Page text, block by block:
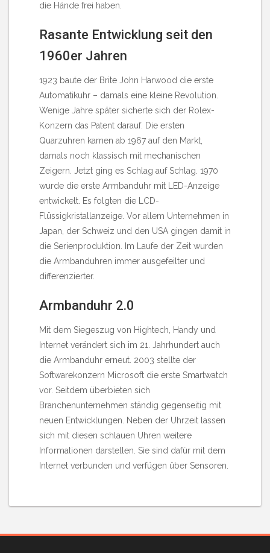
die Hände frei haben.
Rasante Entwicklung seit den
1960er Jahren
1923 baute der Brite John Harwood die erste
Automatikuhr – damals eine kleine Revolution.
Wenige Jahre später sicherte sich der Rolex-
Konzern das Patent darauf. Die ersten
Quarzuhren kamen ab 1967 auf den Markt,
damals noch klassisch mit mechanischen
Zeigern. Jetzt ging es Schlag auf Schlag. 1970
wurde die erste Armbanduhr mit LED-Anzeige
entwickelt. Es folgten die LCD-
Flüssigkristallanzeige. Vor allem Unternehmen in
Japan, der Schweiz und den USA gingen damit in
die Serienproduktion. Im Laufe der Zeit wurden
die Armbanduhren immer ausgefeilter und
differenzierter.
Armbanduhr 2.0
Mit dem Siegeszug von Hightech, Handy und
Internet verändert sich im 21. Jahrhundert auch
die Armbanduhr erneut. 2003 stellte der
Softwarekonzern Microsoft die erste Smartwatch
vor. Seitdem überbieten sich
Branchenunternehmen ständig gegenseitig mit
neuen Entwicklungen. Neben der Uhrzeit lassen
sich mit diesen schlauen Uhren weitere
Informationen darstellen. Sie sind dafür mit dem
Internet verbunden und verfügen über Sensoren.